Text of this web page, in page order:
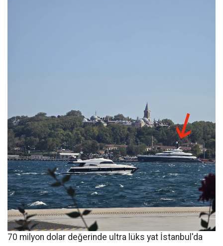
70 milyon dolar değerinde ultra lüks yat İstanbul'da